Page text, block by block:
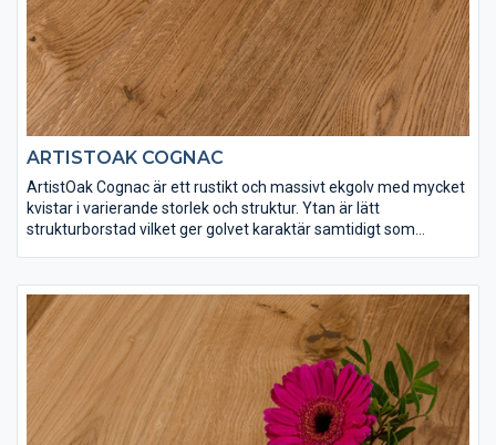
ARTISTOAK COGNAC
ArtistOak Cognac är ett rustikt och massivt ekgolv med mycket
kvistar i varierande storlek och struktur. Ytan är lätt
strukturborstad vilket ger golvet karaktär samtidigt som
och Osmo matt hårdvaxolja 3062 för att få rätt finish och
slitstyrka. Spacklingar förekommer på detta golv.